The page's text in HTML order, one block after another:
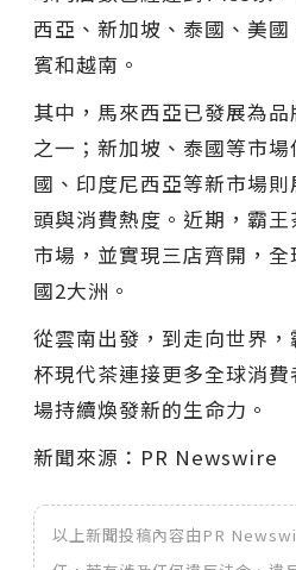
西亞、新加坡、泰國、美
賓和越南。
其中，馬來西亞已發展為
之一；新加坡、泰國等市
國、印度尼西亞等新市場
頭與消費熱度。近期，霸
市場，並實現三店齊開，
國2大洲。
從雲南出發，到走向世界
杯現代茶連接更多全球消
場持續煥發新的生命力。
新聞來源：PR Newswire
以上新聞投稿內容由PR